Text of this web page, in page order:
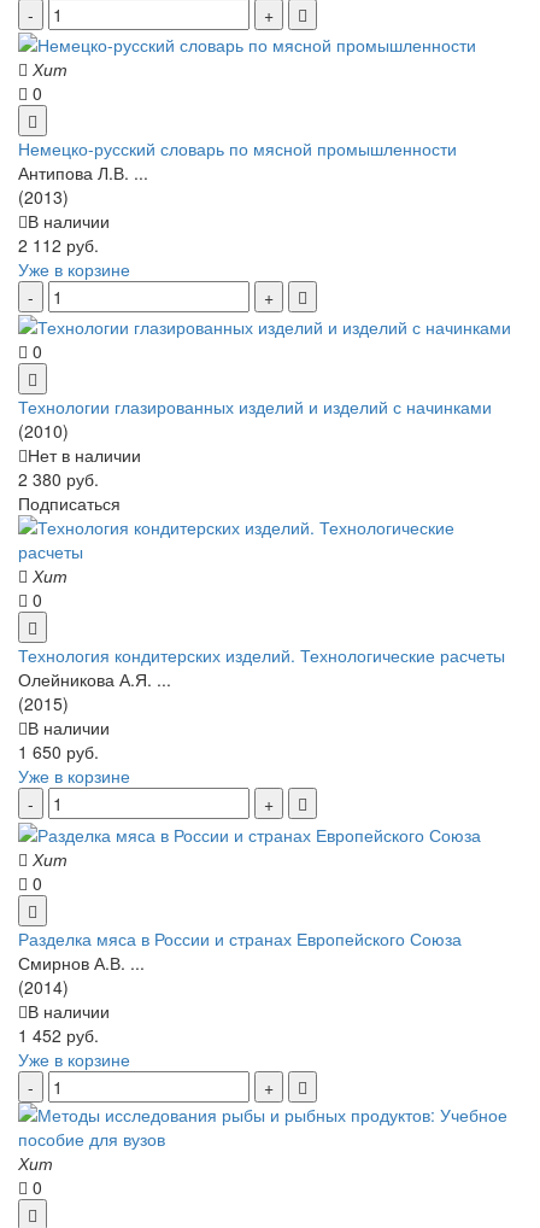
Хит
0
Немецко-русский словарь по мясной промышленности
Антипова Л.В. ...
(2013)
В наличии
2 112 руб.
Уже в корзине
0
Технологии глазированных изделий и изделий с начинками
(2010)
Нет в наличии
2 380 руб.
Подписаться
Хит
0
Технология кондитерских изделий. Технологические расчеты
Олейникова А.Я. ...
(2015)
В наличии
1 650 руб.
Уже в корзине
Хит
0
Разделка мяса в России и странах Европейского Союза
Смирнов А.В. ...
(2014)
В наличии
1 452 руб.
Уже в корзине
Хит
0